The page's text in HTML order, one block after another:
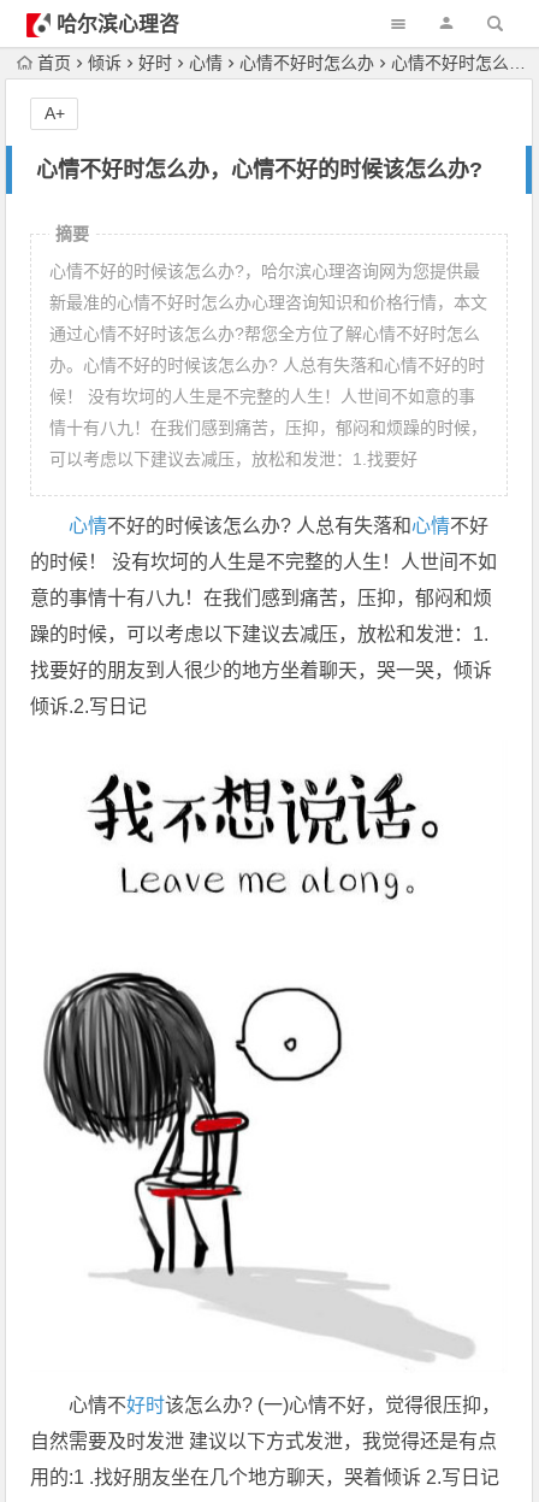
哈尔滨心理咨
询首页 倾诉 好时 心情 心情不好时怎么办 心情不好时怎么办，心情不好的时候该怎么办?
心情不好时怎么办，心情不好的时候该怎么办?
A+
摘要
心情不好的时候该怎么办?，哈尔滨心理咨询网为您提供最
新最准的心情不好时怎么办心理咨询知识和价格行情，本文
通过心情不好时该怎么办?帮您全方位了解心情不好时怎么
办。心情不好的时候该怎么办? 人总有失落和心情不好的时
候！ 没有坎坷的人生是不完整的人生！人世间不如意的事
情十有八九！在我们感到痛苦，压抑，郁闷和烦躁的时候，
可以考虑以下建议去减压，放松和发泄：1.找要好
心情不好的时候该怎么办? 人总有失落和心情不好
的时候！ 没有坎坷的人生是不完整的人生！人世间不如
意的事情十有八九！在我们感到痛苦，压抑，郁闷和烦
躁的时候，可以考虑以下建议去减压，放松和发泄：1.
找要好的朋友到人很少的地方坐着聊天，哭一哭，倾诉
倾诉.2.写日记
心情不好时该怎么办? (一)心情不好，觉得很压抑，
自然需要及时发泄 建议以下方式发泄，我觉得还是有点
用的:1 .找好朋友坐在几个地方聊天，哭着倾诉 2.写日记